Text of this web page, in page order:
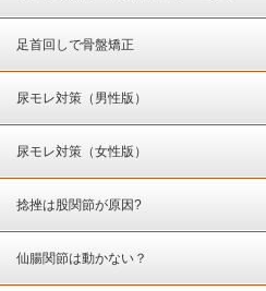
足首回しで骨盤矯正
尿モレ対策（男性版）
尿モレ対策（女性版）
捻挫は股関節が原因?
仙腸関節は動かない？